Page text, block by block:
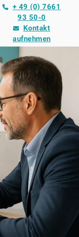
+ 49 (0) 7661
93 50-0
Kontakt
aufnehmen